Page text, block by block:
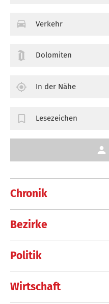
Chronik
Bezirke
Politik
Wirtschaft
Verkehr
Dolomiten
In der Nähe
Lesezeichen